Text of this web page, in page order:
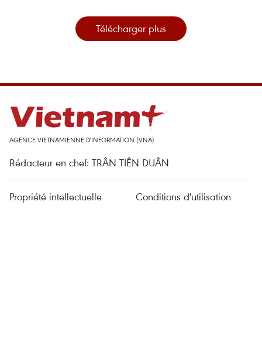
Télécharger plus
AGENCE VIETNAMIENNE D'INFORMATION (VNA)
Rédacteur en chef: TRÂN TIÊN DUÂN
Propriété intellectuelle
Conditions d'utilisation